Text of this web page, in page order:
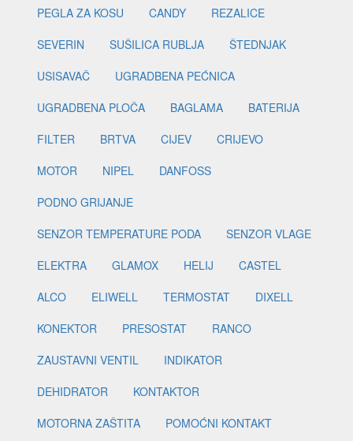
PEGLA ZA KOSU
CANDY
REZALICE
SEVERIN
SUŠILICA RUBLJA
ŠTEDNJAK
USISAVAČ
UGRADBENA PEĆNICA
UGRADBENA PLOČA
BAGLAMA
BATERIJA
FILTER
BRTVA CIJEV
CRIJEVO
MOTOR
NIPEL
DANFOSS
PODNO GRIJANJE
SENZOR TEMPERATURE PODA
SENZOR VLAGE
ELEKTRA
GLAMOX HELIJ
CASTEL
ALCO
ELIWELL TERMOSTAT
DIXELL
KONEKTOR
PRESOSTAT
RANCO
ZAUSTAVNI VENTIL
INDIKATOR
DEHIDRATOR
KONTAKTOR
MOTORNA ZAŠTITA
POMOĆNI KONTAKT